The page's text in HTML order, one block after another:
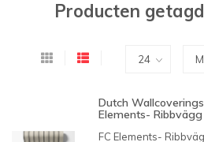
Producten
Dutch
Elements-
FC Elements-